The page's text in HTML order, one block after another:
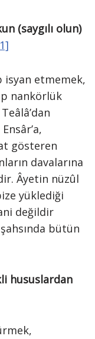
(saygılı olun)
isyan etmemek,
nankörlük
gösteren
davalarına
Âyetin nüzûl
yüklediği
değildir
bütün
hususlardan